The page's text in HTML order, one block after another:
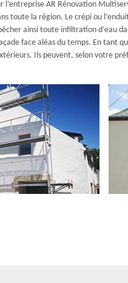
l’entreprise AR Rénovation
toute la région. Le crépi ou
ainsi toute infiltration d’eau
face aléas du temps. En tant
Ils peuvent, selon votre